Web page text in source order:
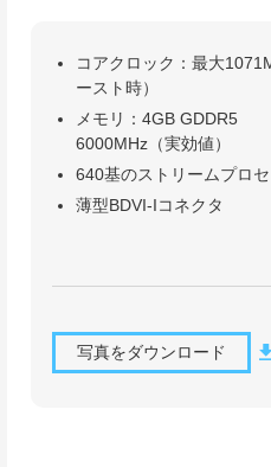
コアクロック：最大
ースト時）
メモリ：4GB GDDR5
6000MHz（実効値）
640基のストリームプロ
薄型BDVI-Iコネクタ
写真をダウンロード